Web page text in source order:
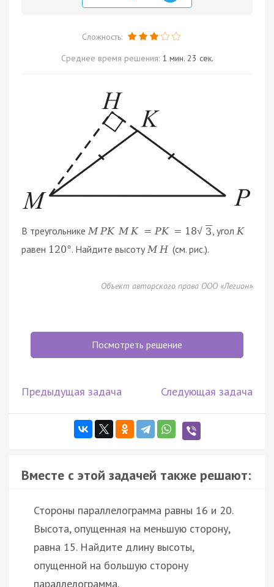
Сложность:
Среднее время решения: 1 мин. 23 сек.
В треугольнике M PK M K = PK = 18√ 3 , угол K
равен 120°. Найдите высоту M H (см. рис.).
Объект авторского права ООО «Легион»
Посмотреть решение
Предыдущая задача Следующая задача
Вместе с этой задачей также решают:
Стороны параллелограмма равны 16 и 20.
Высота, опущенная на меньшую сторону,
равна 15. Найдите длину высоты,
опущенной на большую сторону
параллелограмма.